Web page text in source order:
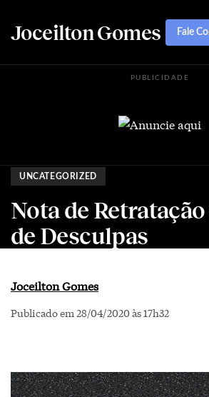
Joceilton Gomes Fale
PUBLICIDADE
UNCATEGORIZED
Nota de
de Desculpas
Joceilton Gomes
Publicado em 28/04/2020 às 17h32